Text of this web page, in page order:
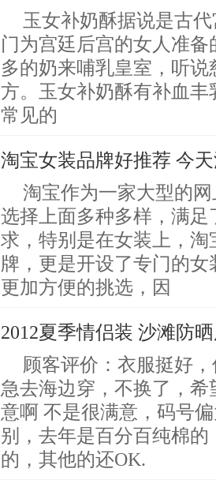
玉女补奶酥据说是古
门为宫廷后宫的女人准
多的奶来哺乳皇室，听
方。玉女补奶酥有补血
常见的
淘宝女装品牌好推荐 今
淘宝作为一家大型的
选择上面多种多样，满足
求，特别是在女装上，淘
牌，更是开设了专门的
更加方便的挑选，因
2012夏季情侣装 沙滩防
顾客评价：衣服挺好
急去海边穿，不换了，
意啊 不是很满意，码号
别，去年是百分百纯棉的
的，其他的还OK.